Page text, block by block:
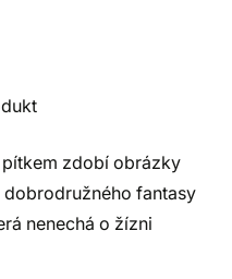
zdobí obrázky
dobrodružného fantasy
nenechá o žízni